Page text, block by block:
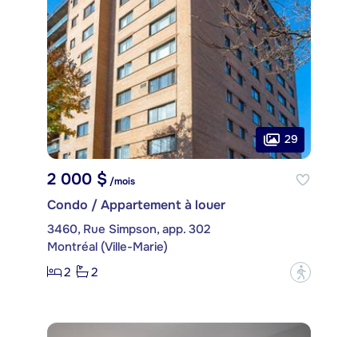
29
2 000 $ /mois
Condo / Appartement à louer
3460, Rue Simpson, app. 302
Montréal (Ville-Marie)
2
2 ?